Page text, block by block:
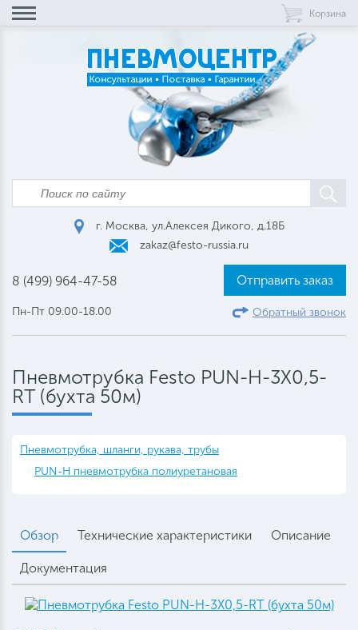
Корзина
г. Москва, ул.Алексея Дикого, д.18Б
zakaz@festo-russia.ru
8 (499) 964-47-58
Пн-Пт 09.00-18.00
Отправить заказ
Обратный звонок
Пневмотрубка Festo PUN-H-3X0,5-
RT (бухта 50м)
Пневмотрубка, шланги, рукава, трубы
PUN-H пневмотрубка полиуретановая
Обзор Технические характеристики Описание
Документация